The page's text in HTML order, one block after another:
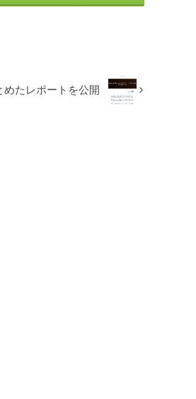
たレポートを公開